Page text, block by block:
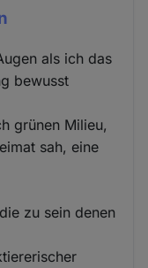
als ich das
bewusst
grünen Milieu,
sah, eine
zu sein denen